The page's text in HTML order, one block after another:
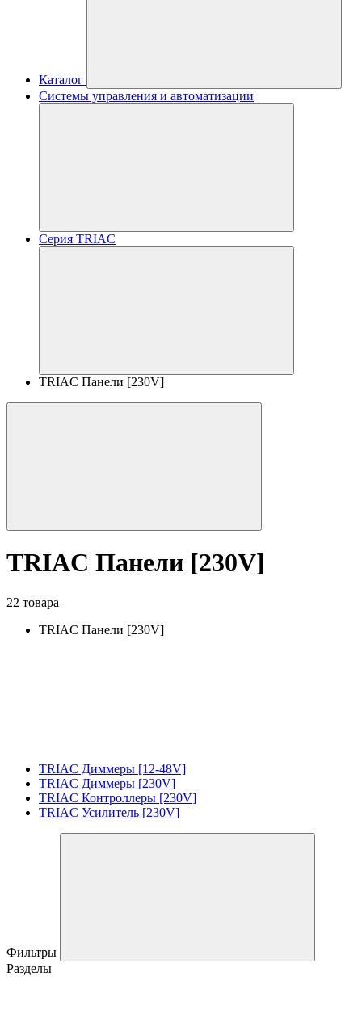
Каталог
Системы управления и автоматизации
Серия TRIAC
TRIAC Панели [230V]
TRIAC Панели [230V]
22 товара
TRIAC Панели [230V]
TRIAC Диммеры [12-48V]
TRIAC Диммеры [230V]
TRIAC Контроллеры [230V]
TRIAC Усилитель [230V]
Фильтры
Разделы